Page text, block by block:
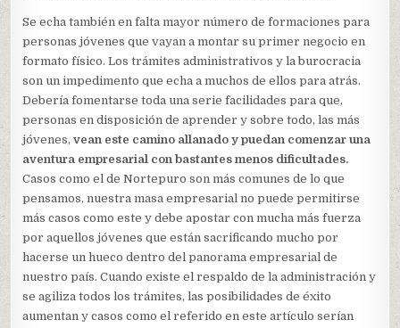
Se echa también en falta mayor número de formaciones para
personas jóvenes que vayan a montar su primer negocio en
formato físico. Los trámites administrativos y la burocracia
son un impedimento que echa a muchos de ellos para atrás.
Debería fomentarse toda una serie facilidades para que,
personas en disposición de aprender y sobre todo, las más
jóvenes,vean este camino allanado y puedan comenzar una
aventura empresarial con bastantes menos dificultades.
Casos como el de Nortepuro son más comunes de lo que
pensamos, nuestra masa empresarial no puede permitirse
más casos como este y debe apostar con mucha más fuerza
por aquellos jóvenes que están sacrificando mucho por
hacerse un hueco dentro del panorama empresarial de
nuestro país. Cuando existe el respaldo de la administración y
se agiliza todos los trámites, las posibilidades de éxito
aumentan y casos como el referido en este artículo serían